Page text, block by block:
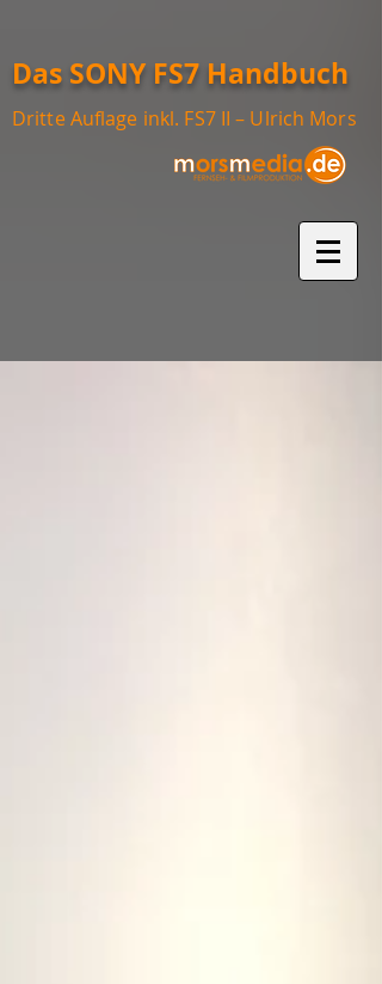
Das SONY FS7 Handbuch
Dritte Auflage inkl. FS7 II – Ulrich Mors